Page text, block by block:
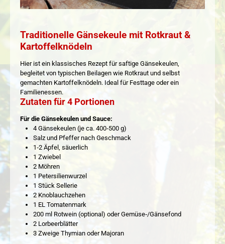
Traditionelle Gänsekeule mit Rotkraut &
Kartoffelknödeln
Hier ist ein klassisches Rezept für saftige Gänsekeulen,
begleitet von typischen Beilagen wie Rotkraut und selbst
gemachten Kartoffelknödeln. Ideal für Festtage oder ein
Familienessen.
Zutaten für 4 Portionen
Für die Gänsekeulen und Sauce:
4 Gänsekeulen (je ca. 400‑500 g)
Salz und Pfeffer nach Geschmack
1‑2 Äpfel, säuerlich
1 Zwiebel
2 Möhren
1 Petersilienwurzel
1 Stück Sellerie
2 Knoblauchzehen
1 EL Tomatenmark
200 ml Rotwein (optional) oder Gemüse‑/Gänsefond
2 Lorbeerblätter
3 Zweige Thymian oder Majoran